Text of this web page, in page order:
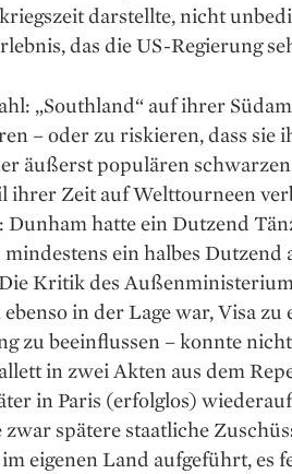
darstellte, nicht
das die US-­Regierung
„South­land“ auf ihrer
– oder zu riskieren, dass sie
äußerst populären schwarzen
ihrer Zeit auf Welttourneen
hatte ein Dutzend
ein halbes Dutzend
Kritik des
in der Lage war, Visa zu
zu beeinflussen – konnte
in zwei Akten aus dem
in Paris (erfolglos)
zwar spätere staatliche
eigenen Land aufgeführt, es